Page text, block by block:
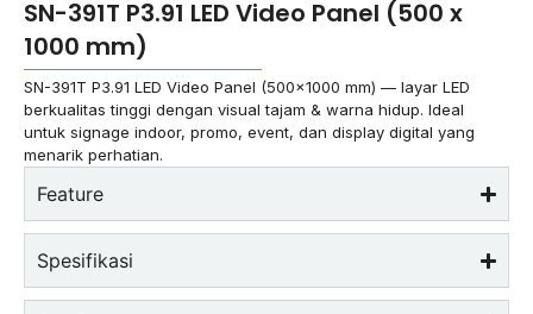
SN-391T P3.91 LED Video Panel (500 x
1000 mm)
SN-391T P3.91 LED Video Panel (500×1000 mm) — layar LED
berkualitas tinggi dengan visual tajam & warna hidup. Ideal
untuk signage indoor, promo, event, dan display digital yang
menarik perhatian.
Feature
Spesifikasi